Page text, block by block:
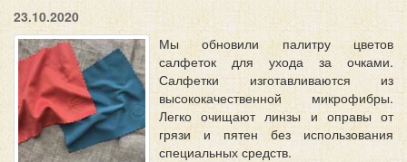
23.10.2020
Мы обновили палитру цветов
салфеток для ухода за очками.
Салфетки изготавливаются из
высококачественной микрофибры.
Легко очищают линзы и оправы от
грязи и пятен без использования
специальных средств.